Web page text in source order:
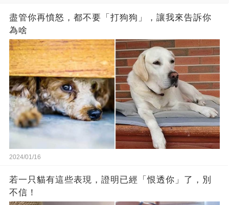
盡管你再憤怒，都不要「打狗狗」，讓我來告訴你
為啥
2024/01/16
若一只貓有這些表現，證明已經「恨透你」了，別
不信！